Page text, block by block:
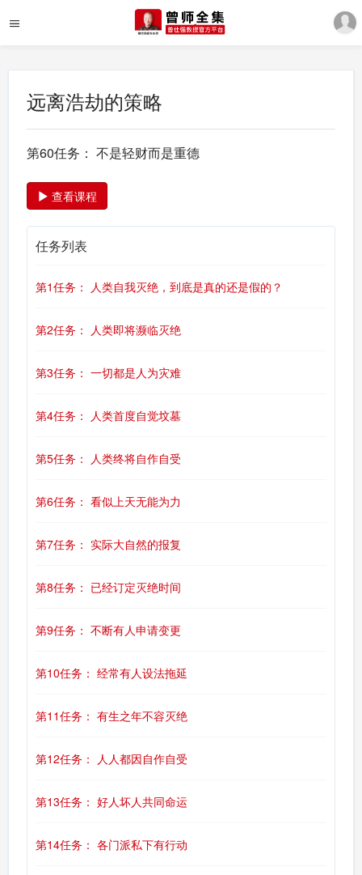
远离浩劫的策略
第60任务： 不是轻财而是重德
查看课程
任务列表
第1任务： 人类自我灭绝，到底是真的还是假的？
第2任务： 人类即将濒临灭绝
第3任务： 一切都是人为灾难
第4任务： 人类首度自觉坟墓
第5任务： 人类终将自作自受
第6任务： 看似上天无能为力
第7任务： 实际大自然的报复
第8任务： 已经订定灭绝时间
第9任务： 不断有人申请变更
第10任务： 经常有人设法拖延
第11任务： 有生之年不容灭绝
第12任务： 人人都因自作自受
第13任务： 好人坏人共同命运
第14任务： 各门派私下有行动